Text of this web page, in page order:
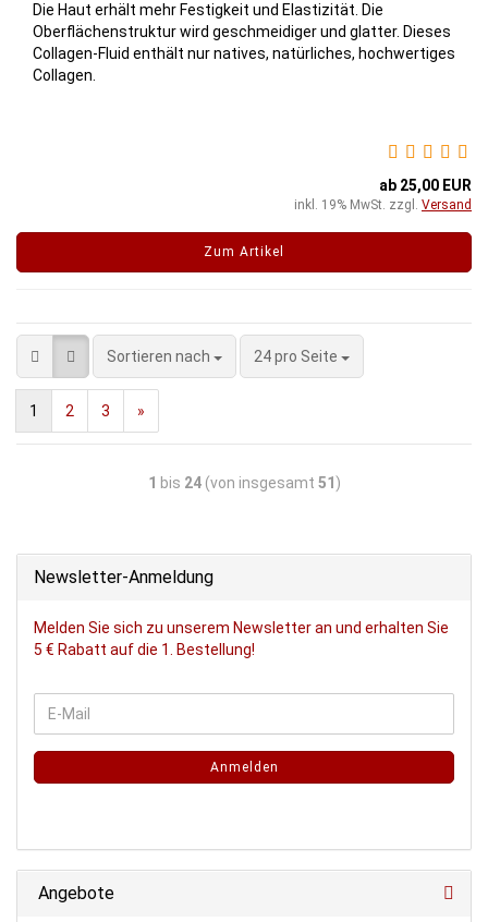
Die Haut erhält mehr Festigkeit und Elastizität. Die
Oberflächenstruktur wird geschmeidiger und glatter. Dieses
Collagen-Fluid enthält nur natives, natürliches, hochwertiges
Collagen.
ab 25,00 EUR
inkl. 19% MwSt. zzgl. Versand
Zum Artikel
Sortieren nach 24 pro Seite
1 2 3 »
1 bis 24(von insgesamt 51 )
Newsletter-Anmeldung
Melden Sie sich zu unserem Newsletter an und erhalten Sie
5 € Rabatt auf die 1. Bestellung!
Anmelden
Angebote